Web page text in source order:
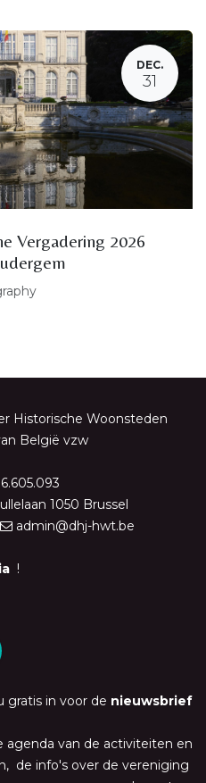
DEC.
31
Vergadering 2026
Historische Woonsteden
België vzw
1050 Brussel
admin@dhj-hwt.be
!
gratis in voor de nieuwsbrief
agenda van de activiteiten en
de info's over de vereniging